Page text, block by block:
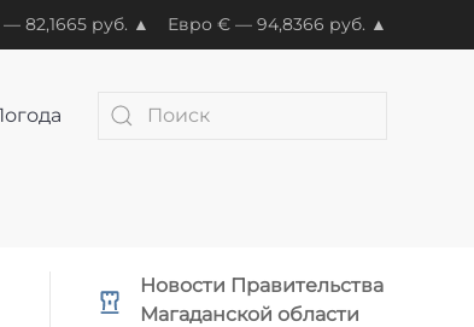
82,1665 руб. ▲ Евро € — 94,8366 руб. ▲
Новости Правительства
Магаданской области